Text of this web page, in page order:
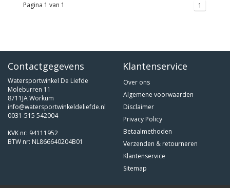
Pagina 1 van 1 1
Contactgegevens
Watersportwinkel De Liefde
Moleburren 11
8711JA Workum
info@watersportwinkeldeliefde.nl
0031-515 542004
KVK nr: 94111952
BTW nr: NL866640204B01
Klantenservice
Over ons
Algemene voorwaarden
Disclaimer
Privacy Policy
Betaalmethoden
Verzenden & retourneren
Klantenservice
Sitemap